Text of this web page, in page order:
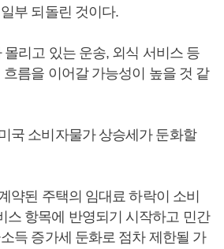
부 되돌린 것이다.
몰리고 있는 운송, 외식 서비스 등
름을 이어갈 가능성이 높을 것 같
국 소비자물가 상승세가 둔화할
약된 주택의 임대료 하락이 소비
스 항목에 반영되기 시작하고 민간
득 증가세 둔화로 점차 제한될 가